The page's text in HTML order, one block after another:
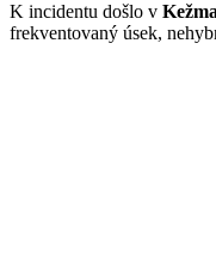
K incidentu došlo v
frekventovaný úsek,